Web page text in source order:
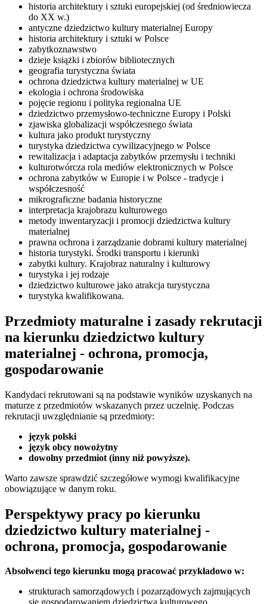
historia architektury i sztuki europejskiej (od średniowiecza
do XX w.)
antyczne dziedzictwo kultury materialnej Europy
historia architektury i sztuki w Polsce
zabytkoznawstwo
dzieje książki i zbiorów bibliotecznych
geografia turystyczna świata
ochrona dziedzictwa kultury materialnej w UE
ekologia i ochrona środowiska
pojęcie regionu i polityka regionalna UE
dziedzictwo przemysłowo-techniczne Europy i Polski
zjawiska globalizacji współczesnego świata
kultura jako produkt turystyczny
turystyka dziedzictwa cywilizacyjnego w Polsce
rewitalizacja i adaptacja zabytków przemysłu i techniki
kulturotwórcza rola mediów elektronicznych w Polsce
ochrona zabytków w Europie i w Polsce - tradycje i
współczesność
mikrograficzne badania historyczne
interpretacja krajobrazu kulturowego
metody inwentaryzacji i promocji dziedzictwa kultury
materialnej
prawna ochrona i zarządzanie dobrami kultury materialnej
historia turystyki. Środki transportu i kierunki
zabytki kultury. Krajobraz naturalny i kulturowy
turystyka i jej rodzaje
dziedzictwo kulturowe jako atrakcja turystyczna
turystyka kwalifikowana.
Przedmioty maturalne i zasady rekrutacji
na kierunku dziedzictwo kultury
materialnej - ochrona, promocja,
gospodarowanie
Kandydaci rekrutowani są na podstawie wyników uzyskanych na
maturze z przedmiotów wskazanych przez uczelnię. Podczas
rekrutacji uwzględnianie są przedmioty:
język polski
język obcy nowożytny
dowolny przedmiot (inny niż powyższe).
Warto zawsze sprawdzić szczegółowe wymogi kwalifikacyjne
obowiązujące w danym roku.
Perspektywy pracy po kierunku
dziedzictwo kultury materialnej -
ochrona, promocja, gospodarowanie
Absolwenci tego kierunku mogą pracować przykładowo w:
strukturach samorządowych i pozarządowych zajmujących